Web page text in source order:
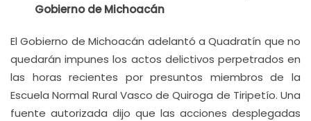
Gobierno de Michoacán
El Gobierno de Michoacán adelantó a Quadratín que no
quedarán impunes los actos delictivos perpetrados en
las horas recientes por presuntos miembros de la
Escuela Normal Rural Vasco de Quiroga de Tiripetío. Una
fuente autorizada dijo que las acciones desplegadas